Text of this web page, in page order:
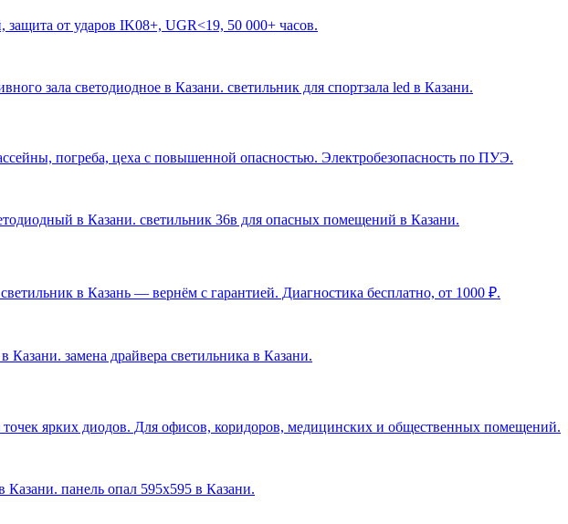
от ударов IK08+, UGR<19, 50 000+ часов.
зала светодиодное в Казани. светильник для спортзала led в Казани.
погреба, цеха с повышенной опасностью. Электробезопасность по ПУЭ.
в Казани. светильник 36в для опасных помещений в Казани.
в Казань — вернём с гарантией. Диагностика бесплатно, от 1000 ₽.
замена драйвера светильника в Казани.
ярких диодов. Для офисов, коридоров, медицинских и общественных помещений.
Казани. панель опал 595х595 в Казани.